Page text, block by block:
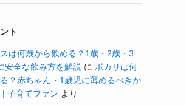
ト
は何歳から飲める？1歳・2歳・3
安全な飲み方を解説 に ポカリは何
？赤ちゃん・1歳児に薄めるべきか
| 子育てファン より